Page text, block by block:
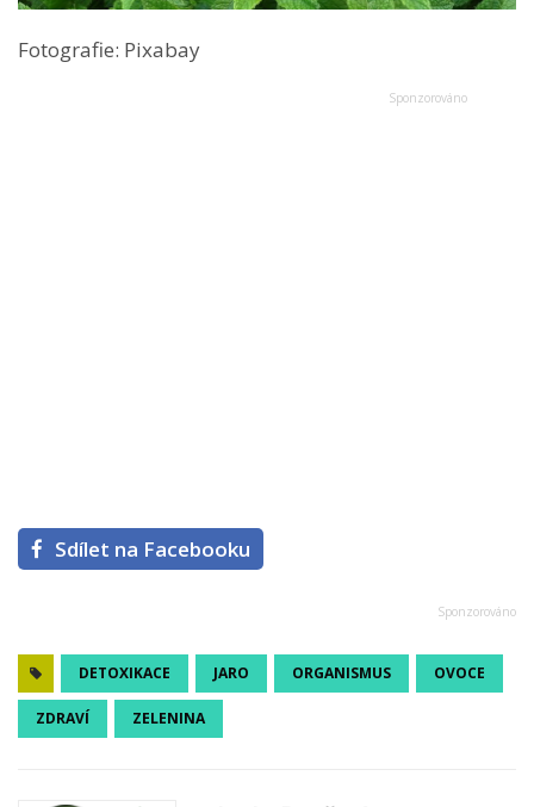
Fotografie: Pixabay
Sdílet na Facebooku
DETOXIKACE JARO ORGANISMUS OVOCE
ZDRAVÍ ZELENINA